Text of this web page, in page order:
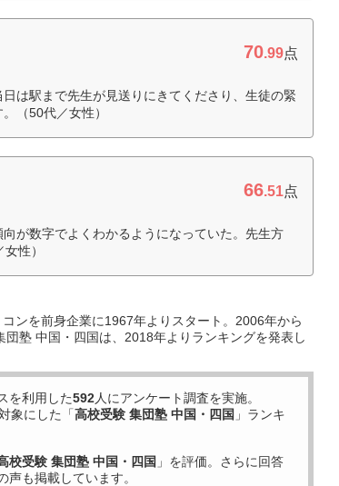
70.99点
は駅まで先生が見送りにきてくださり、生徒の緊
（50代／女性）
66.51点
が数字でよくわかるようになっていた。先生方
性）
ンを前身企業に1967年よりスタート。2006年から
塾 中国・四国は、2018年よりランキングを発表し
を利用した592人にアンケート調査を実施。
象にした「高校受験 集団塾 中国・四国 」ランキ
校受験 集団塾 中国・四国 」を評価。さらに回答
も掲載しています。